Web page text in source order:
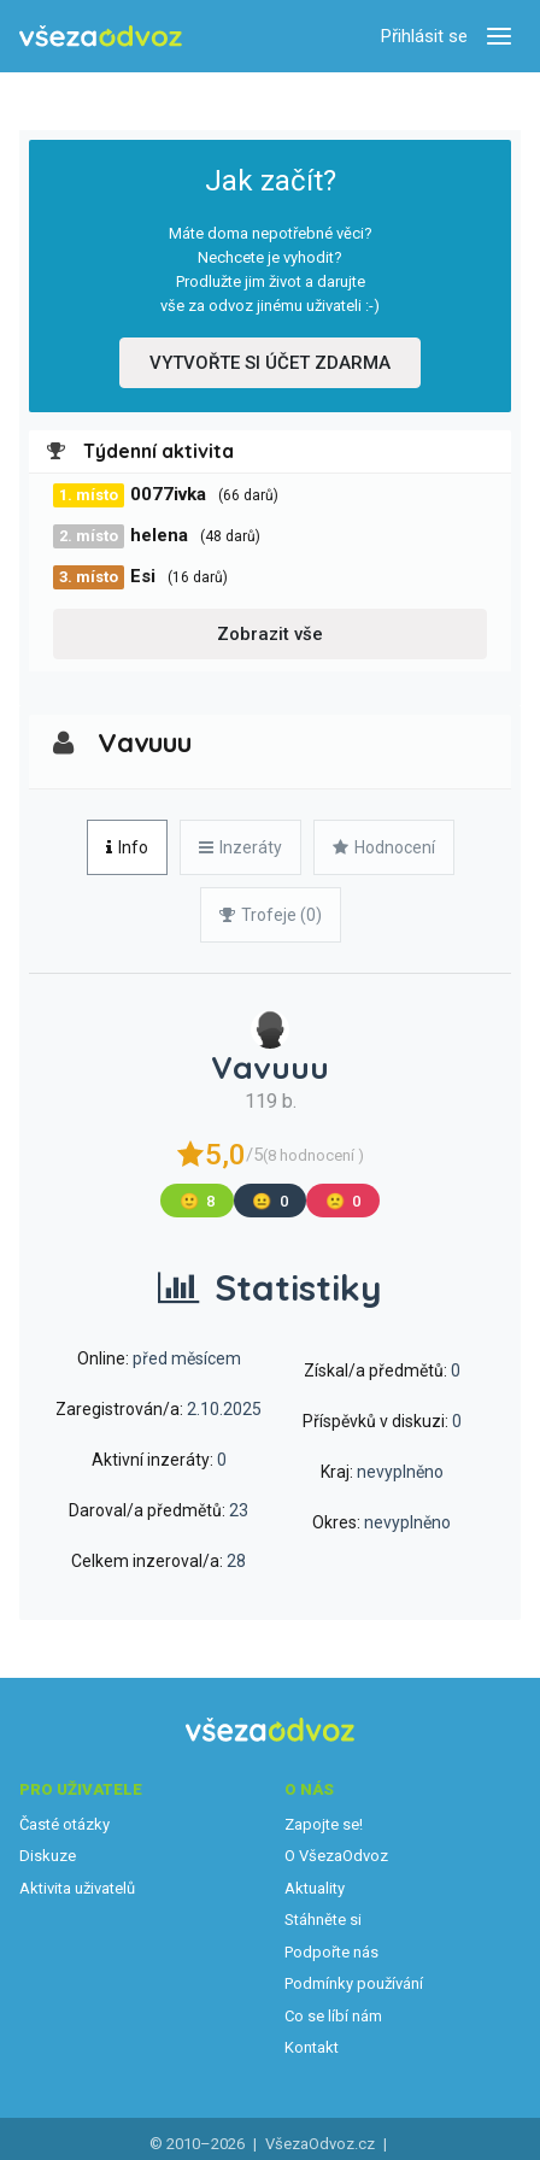
Přihlásit se
Jak začít?
Máte doma nepotřebné věci?
Nechcete je vyhodit?
Prodlužte jim život a darujte
vše za odvoz jinému uživateli :-)
VYTVOŘTE SI ÚČET ZDARMA
Týdenní aktivita
1. místo 0077ivka (66 darů)
2. místo helena (48 darů)
3. místo Esi (16 darů)
Zobrazit vše
Vavuuu
Info Inzeráty Hodnocení
Trofeje (0)
Vavuuu
119 b.
5,0/5(8 hodnocení )
🙂 8 😐 0 🙁 0
Statistiky
Online: před měsícem
Zaregistrován/a: 2.10.2025
Aktivní inzeráty: 0
Daroval/a předmětů: 23
Celkem inzeroval/a: 28
Získal/a předmětů: 0
Příspěvků v diskuzi: 0
Kraj: nevyplněno
Okres: nevyplněno
PRO UŽIVATELE
Časté otázky
Diskuze
Aktivita uživatelů
O NÁS
Zapojte se!
O VšezaOdvoz
Aktuality
Stáhněte si
Podpořte nás
Podmínky používání
Co se líbí nám
Kontakt
© 2010–2026 | VšezaOdvoz.cz |